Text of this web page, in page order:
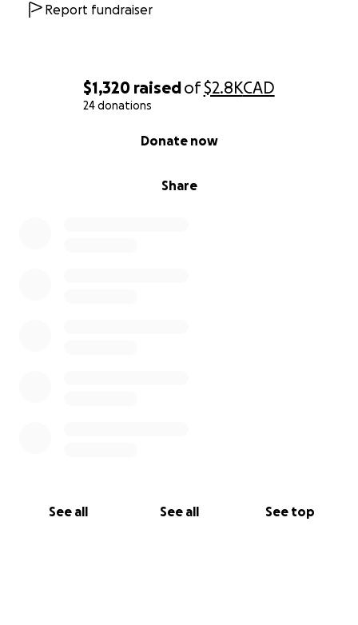
$1,320 raisedof$2.8KCAD
24 donations
Share
Donate now
See all See all See top
Report fundraiser